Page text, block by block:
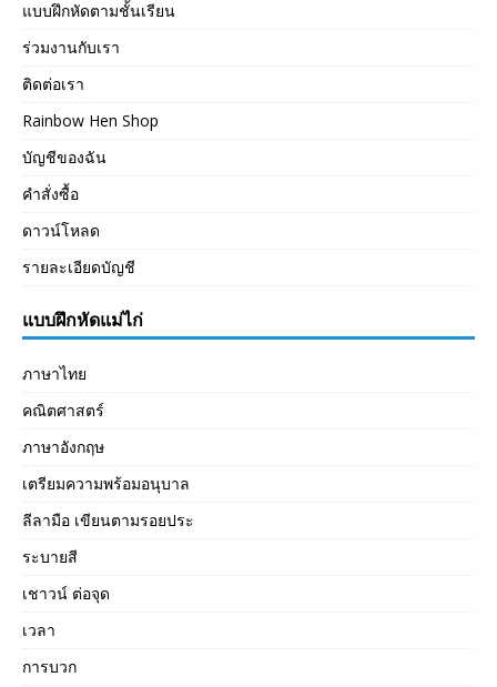
แบบฝึกหัดตามชั้นเรียน
ร่วมงานกับเรา
ติดต่อเรา
Rainbow Hen Shop
บัญชีของฉัน
คำสั่งซื้อ
ดาวน์โหลด
รายละเอียดบัญชี
แบบฝึกหัดแม่ไก่
ภาษาไทย
คณิตศาสตร์
ภาษาอังกฤษ
เตรียมความพร้อมอนุบาล
ลีลามือ เขียนตามรอยประ
ระบายสี
เชาวน์ ต่อจุด
เวลา
การบวก